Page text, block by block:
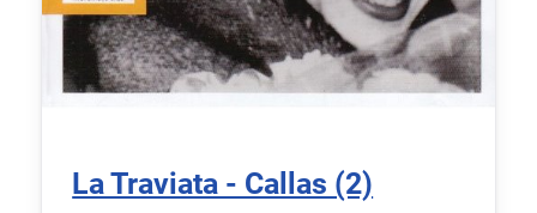
La Traviata - Callas (2)